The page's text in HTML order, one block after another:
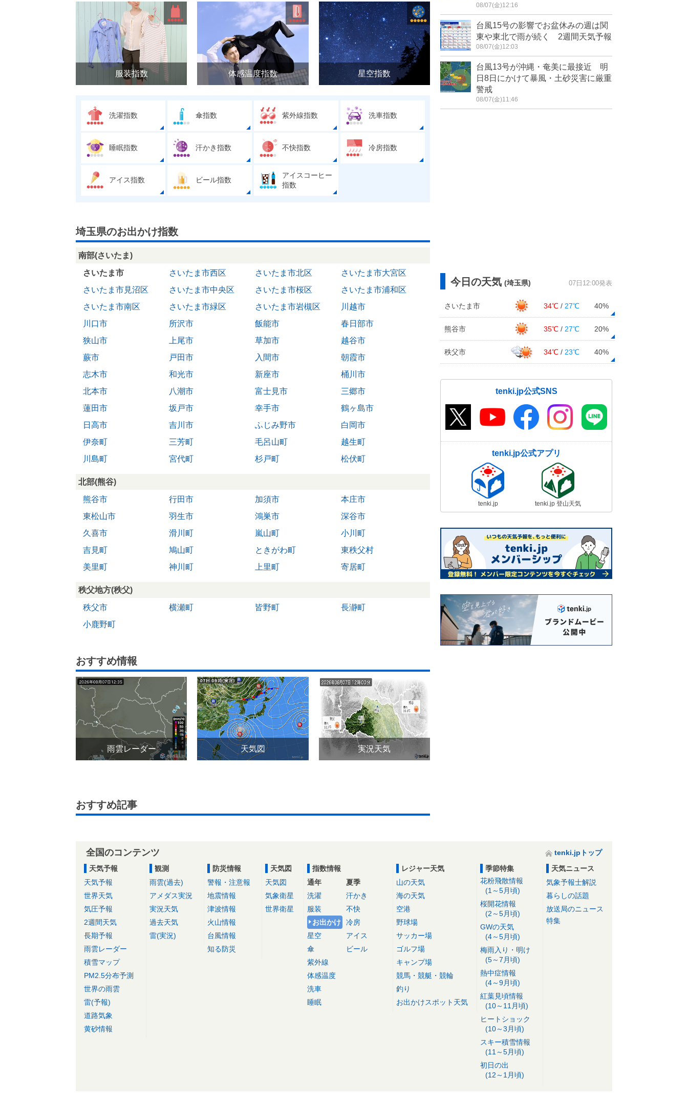
服装指数 体感温度指数 星空指数
洗濯指数 傘指数 紫外線指数 洗車指数
睡眠指数 汗かき指数 不快指数 冷房指数
アイス指数 ビール指数
アイスコーヒー
指数
埼玉県のお出かけ指数
南部(さいたま)
さいたま市
さいたま市西区 さいたま市北区
さいたま市大宮区
さいたま市見沼区
さいたま市中央区 さいたま市桜区
さいたま市浦和区
さいたま市南区
さいたま市緑区 さいたま市岩槻区
川越市
川口市
所沢市 飯能市
春日部市
狭山市
上尾市 草加市
越谷市
蕨市
戸田市 入間市
朝霞市
志木市
和光市 新座市
桶川市
北本市
八潮市 富士見市
三郷市
蓮田市
坂戸市 幸手市
鶴ヶ島市
日高市
吉川市 ふじみ野市
白岡市
伊奈町
三芳町 毛呂山町
越生町
川島町
宮代町 杉戸町 松伏町
北部(熊谷)
熊谷市
行田市 加須市
本庄市
東松山市
羽生市 鴻巣市
深谷市
久喜市
滑川町 嵐山町
小川町
吉見町
鳩山町 ときがわ町
東秩父村
美里町
神川町 上里町 寄居町
秩父地方(秩父)
秩父市
横瀬町 皆野町
長瀞町
小鹿野町
おすすめ情報
雨雲レーダー 天気図 実況天気
おすすめ記事
08/07(金)12:16
台風15号の影響でお盆休みの週は関
東や東北で雨が続く 2週間天気予報
08/07(金)12:03
台風13号が沖縄・奄美に最接近 明
日8日にかけて暴風・土砂災害に厳重
警戒
08/07(金)11:46
今日の天気 (埼玉県) 07日12:00発表
さいたま市 34℃ / 27℃ 40%
熊谷市 35℃ / 27℃ 20%
秩父市 34℃ / 23℃ 40%
tenki.jp公式SNS
tenki.jp公式アプリ
tenki.jp tenki.jp 登山天気
全国のコンテンツ
tenki.jpトップ
天気予報
天気予報
世界天気
気圧予報
2週間天気
長期予報
雨雲レーダー
積雪マップ
PM2.5分布予測
世界の雨雲
雷(予報)
道路気象
黄砂情報
観測
雨雲(過去)
アメダス実況
実況天気
過去天気
雷(実況)
防災情報
警報・注意報
地震情報
津波情報
火山情報
台風情報
知る防災
天気図
天気図
気象衛星
世界衛星
指数情報
通年
洗濯
服装
お出かけ
星空
傘
紫外線
体感温度
洗車
睡眠
夏季
汗かき
不快
冷房
アイス
ビール
レジャー天気
山の天気
海の天気
空港
野球場
サッカー場
ゴルフ場
キャンプ場
競馬・競艇・競輪
釣り
お出かけスポット天気
季節特集
花粉飛散情報
(1～5月頃)
桜開花情報
(2～5月頃)
GWの天気
(4～5月頃)
梅雨入り・明け
(5～7月頃)
熱中症情報
(4～9月頃)
紅葉見頃情報
(10～11月頃)
ヒートショック
(10～3月頃)
スキー積雪情報
(11～5月頃)
初日の出
(12～1月頃)
天気ニュース
気象予報士解説
暮らしの話題
放送局のニュース
特集